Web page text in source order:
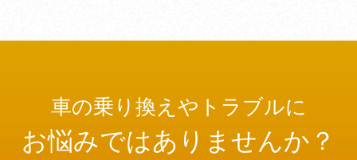
車の乗り換えやトラブルに
お悩みではありませんか？